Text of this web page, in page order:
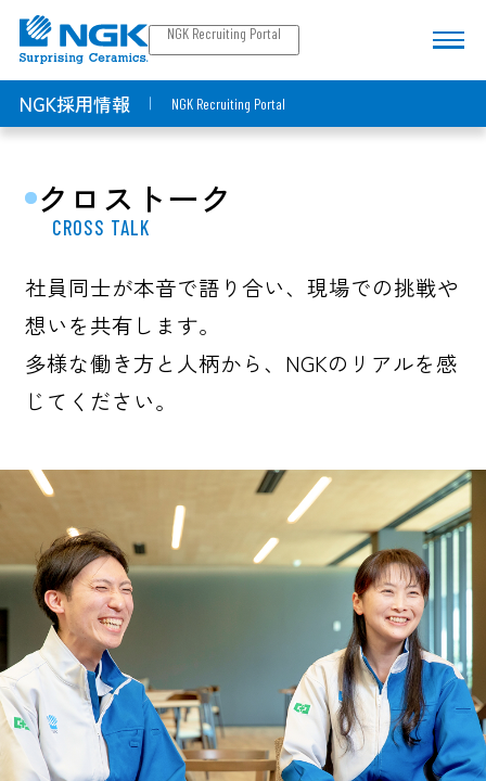
NGK Recruiting Portal
NGK採用情報 NGK Recruiting Portal
クロストーク
CROSS TALK
社員同士が本音で語り合い、現場での挑戦や
想いを共有します。
多様な働き方と人柄から、NGKのリアルを感
じてください。